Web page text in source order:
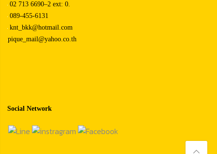
02 713 6690–2 ext: 0.
089-455-6131
knt_bkk@hotmail.com
pique_mail@yahoo.co.th
Social Network